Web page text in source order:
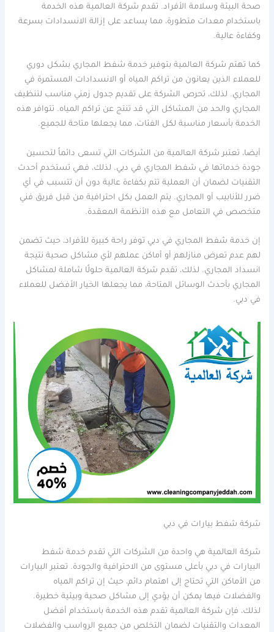
صحة البيئة وسلامة الأفراد. تقدم شركة العالمية هذه الخدمة
باستخدام معدات متطورة، مما يساعد على إزالة الانسدادات بسرعة
وكفاءة عالية.
كما تهتم شركة العالمية بتوفير خدمة شفط المجاري بشكل دوري
للعملاء الذين يعانون من تراكم المياه أو الانسدادات المستمرة في
المجاري. لذلك، تحرص الشركة على تقديم جدول زمني مناسب لتنظيف
المجاري والحد من المشاكل التي قد تنتج عن تراكم المياه. تتوافر هذه
الخدمة بأسعار مناسبة لكل الفئات، مما يجعلها متاحة للجميع.
أيضا، تعتبر شركة العالمية من الشركات التي تسعى دائماً لتحسين
جودة خدماتها في شفط المجاري في دبي. لذلك، فهي تستخدم أحدث
التقنيات لضمان أن العملية تتم بكفاءة عالية دون أن تتسبب في أي
ضرر للأنابيب أو المجاري. يتم العمل بكل احترافية من قبل فريق فني
متخصص في التعامل مع هذه الأنظمة المعقدة.
إن خدمة شفط المجاري في دبي توفر راحة كبيرة للأفراد، حيث تضمن
لهم عدم تعرض منازلهم أو أماكن عملهم لأي مشاكل صحية نتيجة
انسداد المجاري. لذلك، تقدم شركة العالمية حلولًا شاملة لمشاكل
المجاري بأحدث الوسائل المتاحة، مما يجعلها الخيار الأفضل للعملاء
في دبي.
شركة شفط بيارات في دبي
شركة العالمية هي واحدة من الشركات التي تقدم خدمة شفط
البيارات في دبي بأعلى مستوى من الاحترافية والجودة. تعتبر البيارات
من الأماكن التي تحتاج إلى اهتمام دائم، حيث إن تراكم المياه
والفضلات فيها يمكن أن يؤدي إلى مشاكل صحية وبيئية خطيرة.
لذلك، فإن شركة العالمية تقدم هذه الخدمة باستخدام أفضل
المعدات والتقنيات لضمان التخلص من جميع الرواسب والفضلات